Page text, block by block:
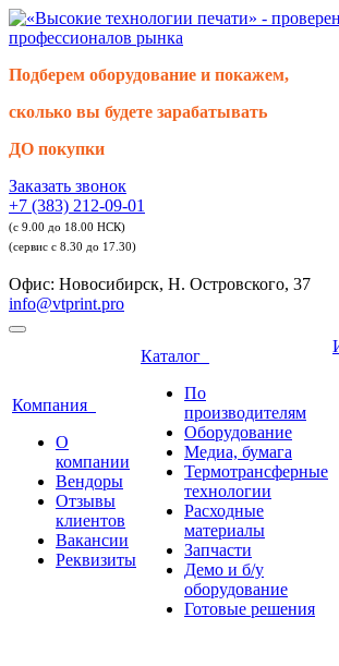
Подберем оборудование и покажем,
сколько вы будете зарабатывать
ДО покупки
Заказать звонок
+7 (383) 212-09-01
(с 9.00 до 18.00 НСК)
(сервис с 8.30 до 17.30)
Офис: Новосибирск, Н. Островского, 37
info@vtprint.pro
Компания
О
компании
Вендоры
Отзывы
клиентов
Вакансии
Реквизиты
Каталог
По
производителям
Оборудование
Медиа, бумага
Термотрансферные
технологии
Расходные
материалы
Запчасти
Демо и б/у
оборудование
Готовые решения